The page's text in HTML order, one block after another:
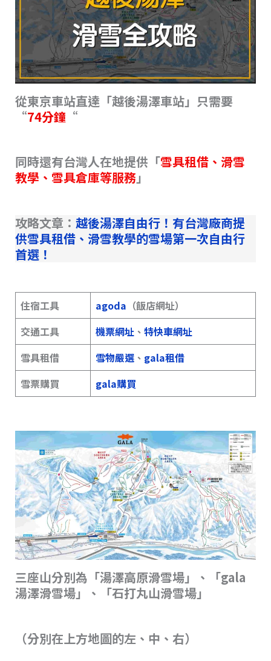
從東京車站直達「越後湯澤車站」只需要
“74分鐘 “
同時還有台灣人在地提供「雪具租借、滑雪
教學、雪具倉庫等服務」
攻略文章： 越後湯澤自由行！有台灣廠商提
供雪具租借、滑雪教學的雪場第一次自由行
首選！
住宿工具 agoda （飯店網址）
交通工具
機票網址、 特快車網址
雪具租借
雪物嚴選、 gala租借
雪票購買
gala購買
三座山分別為「湯澤高原滑雪場」、「gala
湯澤滑雪場」、「石打丸山滑雪場」
（分別在上方地圖的左、中、右）